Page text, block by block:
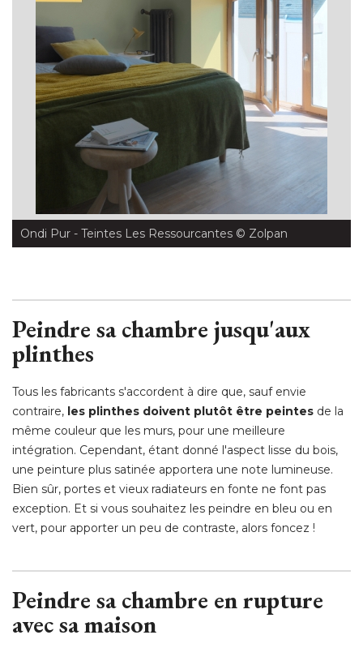
Ondi Pur - Teintes Les Ressourcantes © Zolpan
Peindre sa chambre jusqu'aux
plinthes
Tous les fabricants s'accordent à dire que, sauf envie
contraire, les plinthes doivent plutôt être peintes de la
même couleur que les murs, pour une meilleure
intégration. Cependant, étant donné l'aspect lisse du bois,
une peinture plus satinée apportera une note lumineuse.
Bien sûr, portes et vieux radiateurs en fonte ne font pas
exception. Et si vous souhaitez les peindre en bleu ou en
vert, pour apporter un peu de contraste, alors foncez !
Peindre sa chambre en rupture
avec sa maison